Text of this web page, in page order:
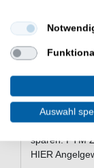
Wird
auch
Farbe:
nach
Günstig Vario
sparen. FTM
HIER
Auswahl